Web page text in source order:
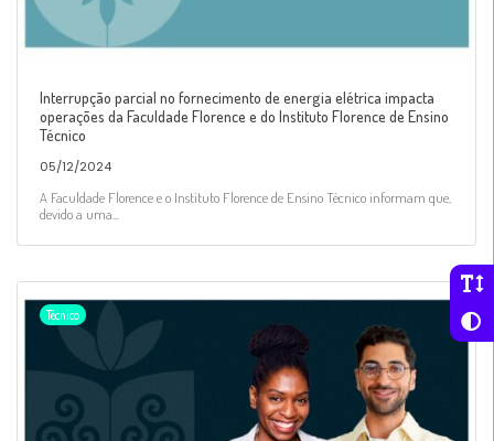
Interrupção parcial no fornecimento de energia elétrica impacta
operações da Faculdade Florence e do Instituto Florence de Ensino
Técnico
05/12/2024
A Faculdade Florence e o Instituto Florence de Ensino Técnico informam que,
devido a uma...
Técnico